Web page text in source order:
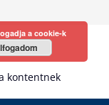
kontentnek
a cookie-k